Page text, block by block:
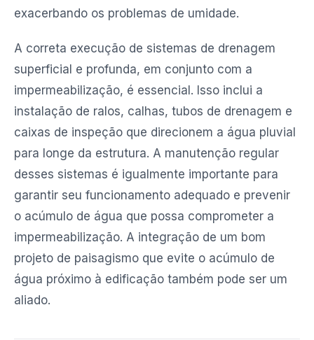
exacerbando os problemas de umidade.
A correta execução de sistemas de drenagem
superficial e profunda, em conjunto com a
impermeabilização, é essencial. Isso inclui a
instalação de ralos, calhas, tubos de drenagem e
caixas de inspeção que direcionem a água pluvial
para longe da estrutura. A manutenção regular
desses sistemas é igualmente importante para
garantir seu funcionamento adequado e prevenir
o acúmulo de água que possa comprometer a
impermeabilização. A integração de um bom
projeto de paisagismo que evite o acúmulo de
água próximo à edificação também pode ser um
aliado.